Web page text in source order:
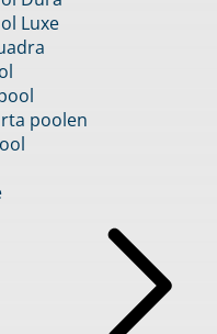
Luxe
poolen